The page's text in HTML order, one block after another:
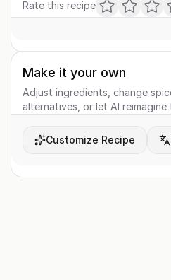
Rate this recipe
Make it your own
Adjust ingredients, change
alternatives, or let AI reimagine
Customize Recipe